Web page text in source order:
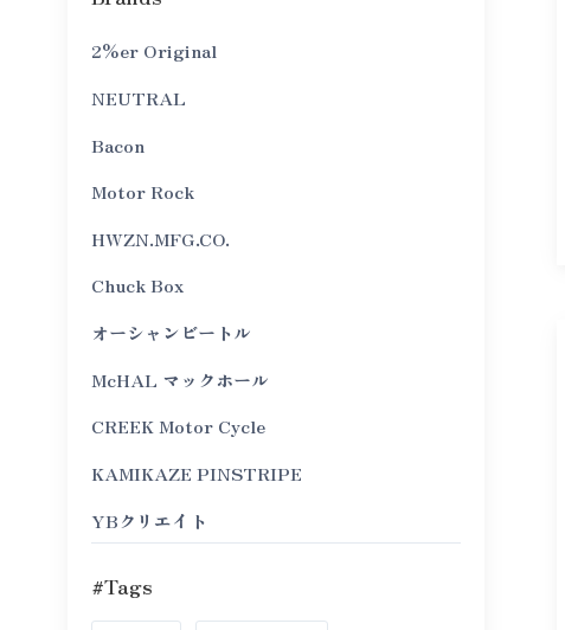
2%er Original
NEUTRAL
Bacon
Motor Rock
HWZN.MFG.CO.
Chuck Box
オーシャンビートル
McHAL マックホール
CREEK Motor Cycle
KAMIKAZE PINSTRIPE
YBクリエイト
#Tags